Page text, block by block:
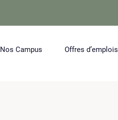
Nos Campus Offres d’emplois